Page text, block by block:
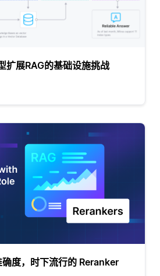
扩展RAG的基础设施挑战
确度，时下流行的 Reranker